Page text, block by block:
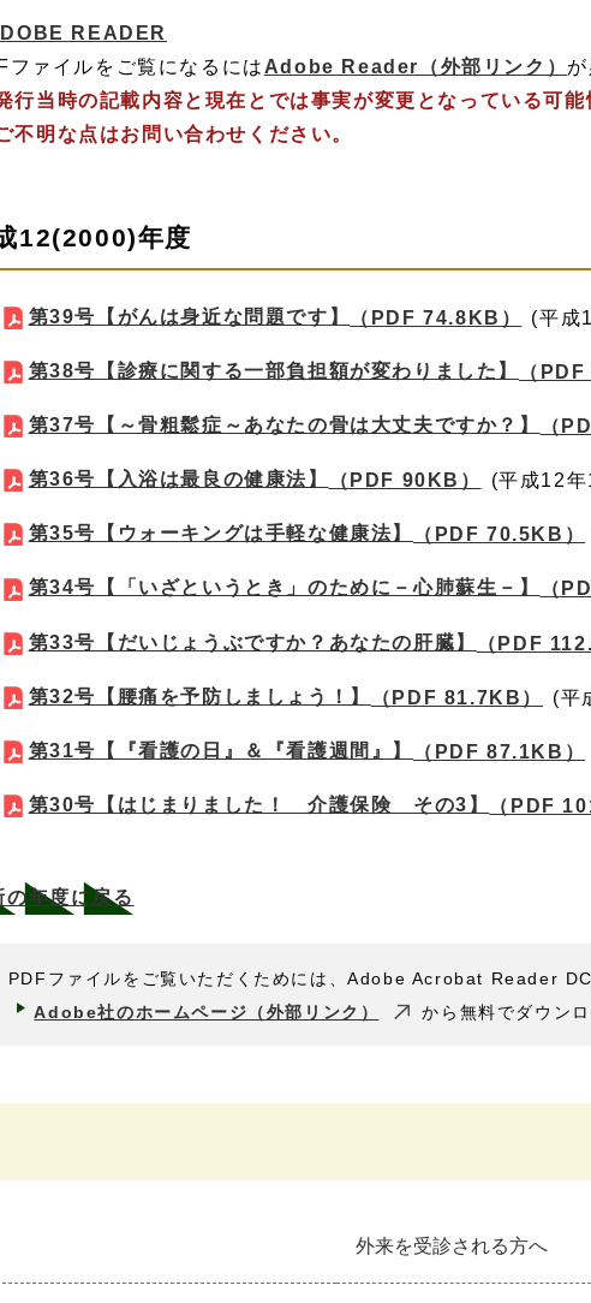
部リンク）
ファイルをご覧になるには Adobe Reader （外部リンク） が
行当時の記載内容と現在とでは事実が変更となっている可能
不明な点はお問い合わせください。
12(2000)年度
第39号【がんは身近な問題です】 （PDF 74.8KB） (平成
第38号【診療に関する一部負担額が変わりました】 （
第37号【～骨粗鬆症～あなたの骨は大丈夫ですか？】 （
第36号【入浴は最良の健康法】 （PDF 90KB） (平成12
第35号【ウォーキングは手軽な健康法】 （PDF 70.5KB）
第34号【「いざというとき」のために－心肺蘇生－】 （
第33号【だいじょうぶですか？あなたの肝臓】 （PDF
第32号【腰痛を予防しましょう！】 （PDF 81.7KB） (平
第31号【『看護の日』＆『看護週間』】 （PDF 87.1KB）
第30号【はじまりました！ 介護保険 その3】 （PDF
の年度に戻る
PDFファイルをご覧いただくためには、Adobe Acrobat Reader DC
Adobe社のホームページ（外部リンク）
から無料でダウン
外来を受診される方へ